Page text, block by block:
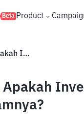
Beta Product
IPO SpaceX Semakin Dinanti, Apakah Investor Indonesia Bisa Membeli Sahamnya?
Apakah